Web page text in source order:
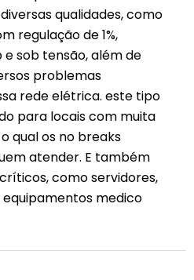
qualidades, como
regulação de 1%,
sob tensão, além de
problemas
rede elétrica. este tipo
para locais com muita
qual os no breaks
atender. E também
como servidores,
medico